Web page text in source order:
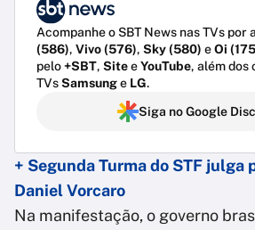
Acompanhe o SBT News nas TVs por
(586), Vivo (576), Sky (580) eOi
pelo+SBT, SiteeYouTube, além dos
TVsSamsunge LG.
Siga no Google
+ Segunda Turma do STF julga
Daniel Vorcaro
Na manifestação, o governo